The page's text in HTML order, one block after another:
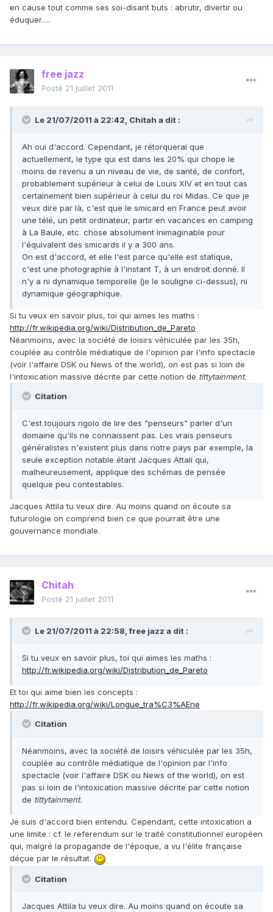
en cause tout comme ses soi-disant buts : abrutir, divertir ou
éduquer….
free jazz
Posté 21 juillet 2011
Le 21/07/2011 à 22:42, Chitah a dit :
Ah oui d'accord. Cependant, je rétorquerai que
actuellement, le type qui est dans les 20% qui chope le
moins de revenu a un niveau de vie, de santé, de confort,
probablement supérieur à celui de Louis XIV et en tout cas
certainement bien supérieur à celui du roi Midas. Ce que je
veux dire par là, c'est que le smicard en France peut avoir
une télé, un petit ordinateur, partir en vacances en camping
à La Baule, etc. chose absolument inimaginable pour
l'équivalent des smicards il y a 300 ans.
On est d'accord, et elle l'est parce qu'elle est statique,
c'est une photographie à l'instant T, à un endroit donné. Il
n'y a ni dynamique temporelle (je le souligne ci-dessus), ni
dynamique géographique.
Si tu veux en savoir plus, toi qui aimes les maths :
http://fr.wikipedia.org/wiki/Distribution_de_Pareto
Néanmoins, avec la société de loisirs véhiculée par les 35h,
couplée au contrôle médiatique de l'opinion par l'info spectacle
(voir l'affaire DSK ou News of the world), on est pas si loin de
l'intoxication massive décrite par cette notion de tittytainment.
Citation
C'est toujours rigolo de lire des "penseurs" parler d'un
domaine qu'ils ne connaissent pas. Les vrais penseurs
généralistes n'existent plus dans notre pays par exemple, la
seule exception notable étant Jacques Attali qui,
malheureusement, applique des schémas de pensée
quelque peu contestables.
Jacques Attila tu veux dire. Au moins quand on écoute sa
futurologie on comprend bien ce que pourrait être une
gouvernance mondiale.
Chitah
Posté 21 juillet 2011
Le 21/07/2011 à 22:58, free jazz a dit :
Si tu veux en savoir plus, toi qui aimes les maths :
http://fr.wikipedia.org/wiki/Distribution_de_Pareto
Et toi qui aime bien les concepts :
http://fr.wikipedia.org/wiki/Longue_tra%C3%AEne
Citation
Néanmoins, avec la société de loisirs véhiculée par les 35h,
couplée au contrôle médiatique de l'opinion par l'info
spectacle (voir l'affaire DSK ou News of the world), on est
pas si loin de l'intoxication massive décrite par cette notion
de tittytainment.
Je suis d'accord bien entendu. Cependant, cette intoxication a
une limite : cf. le referendum sur le traité constitutionnel européen
qui, malgré la propagande de l'époque, a vu l'élite française
déçue par le résultat.
Citation
Jacques Attila tu veux dire. Au moins quand on écoute sa